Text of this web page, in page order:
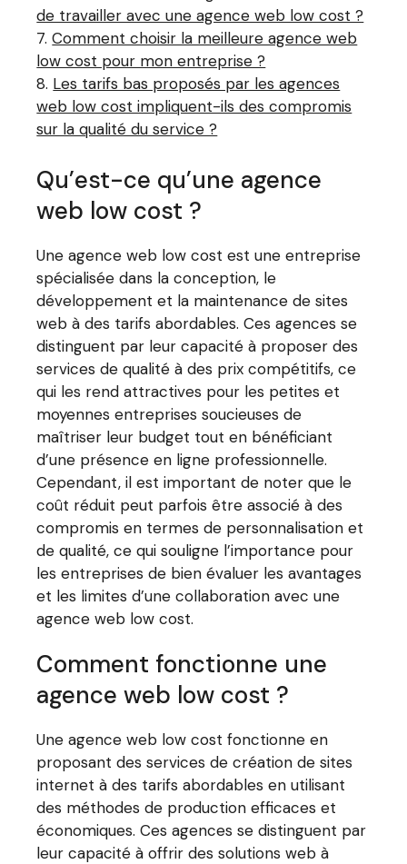
de travailler avec une agence web low cost ?
Comment choisir la meilleure agence web
low cost pour mon entreprise ?
Les tarifs bas proposés par les agences
web low cost impliquent-ils des compromis
sur la qualité du service ?
Qu’est-ce qu’une agence
web low cost ?
Une agence web low cost est une entreprise
spécialisée dans la conception, le
développement et la maintenance de sites
web à des tarifs abordables. Ces agences se
distinguent par leur capacité à proposer des
services de qualité à des prix compétitifs, ce
qui les rend attractives pour les petites et
moyennes entreprises soucieuses de
maîtriser leur budget tout en bénéficiant
d’une présence en ligne professionnelle.
Cependant, il est important de noter que le
coût réduit peut parfois être associé à des
compromis en termes de personnalisation et
de qualité, ce qui souligne l’importance pour
les entreprises de bien évaluer les avantages
et les limites d’une collaboration avec une
agence web low cost.
Comment fonctionne une
agence web low cost ?
Une agence web low cost fonctionne en
proposant des services de création de sites
internet à des tarifs abordables en utilisant
des méthodes de production efficaces et
économiques. Ces agences se distinguent par
leur capacité à offrir des solutions web à